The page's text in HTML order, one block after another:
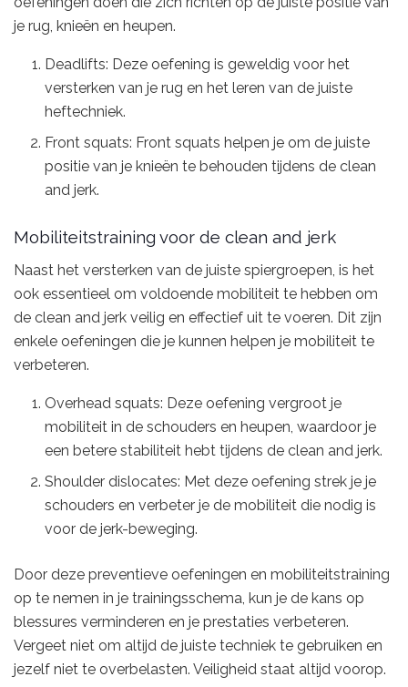
je rug, knieën en heupen.
Deadlifts: Deze oefening is geweldig voor het
versterken van je rug en het leren van de juiste
heftechniek.
Front squats: Front squats helpen je om de juiste
positie van je knieën te behouden tijdens de clean
and jerk.
Mobiliteitstraining voor de clean and jerk
Naast het versterken van de juiste spiergroepen, is het
ook essentieel om voldoende mobiliteit te hebben om
de clean and jerk veilig en effectief uit te voeren. Dit zijn
enkele oefeningen die je kunnen helpen je mobiliteit te
verbeteren.
Overhead squats: Deze oefening vergroot je
mobiliteit in de schouders en heupen, waardoor je
een betere stabiliteit hebt tijdens de clean and jerk.
Shoulder dislocates: Met deze oefening strek je je
schouders en verbeter je de mobiliteit die nodig is
voor de jerk-beweging.
Door deze preventieve oefeningen en mobiliteitstraining
op te nemen in je trainingsschema, kun je de kans op
blessures verminderen en je prestaties verbeteren.
Vergeet niet om altijd de juiste techniek te gebruiken en
jezelf niet te overbelasten. Veiligheid staat altijd voorop.